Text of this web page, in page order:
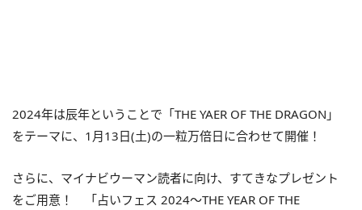
2024年は辰年ということで「THE YAER OF THE DRAGON」
をテーマに、1月13日(土)の一粒万倍日に合わせて開催！
さらに、マイナビウーマン読者に向け、すてきなプレゼント
をご用意！ 「占いフェス 2024〜THE YEAR OF THE